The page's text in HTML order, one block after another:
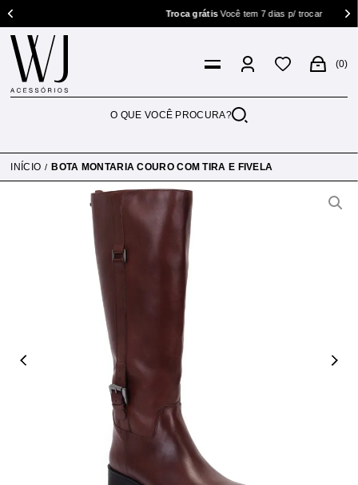
Troca grátisVocê tem 7 dias p/ trocar
0
INÍCIO BOTA MONTARIA COURO COM TIRA E FIVELA